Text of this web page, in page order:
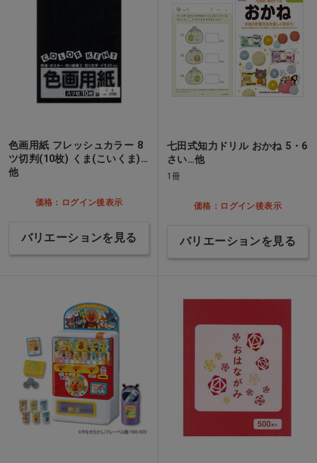
色画用紙 フレッシュカラー 8
ツ切判(10枚) くま(こいくま)…
他
価格：ログイン後表示
バリエーションを見る
七田式知力ドリル おかね 5・6
さい…他
1冊
価格：ログイン後表示
バリエーションを見る